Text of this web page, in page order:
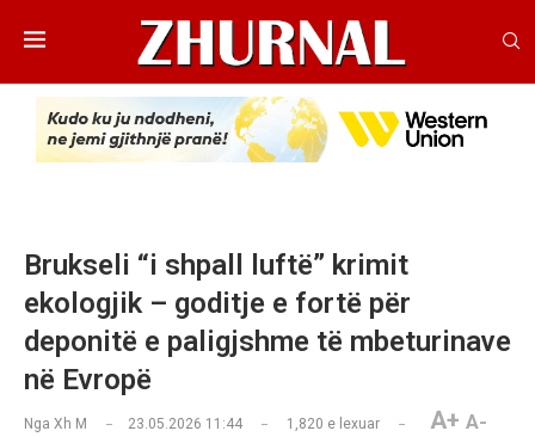
Brukseli “i shpall luftë” krimit
ekologjik – goditje e fortë për
deponitë e paligjshme të mbeturinave
në Evropë
Nga Xh M 23.05.2026 11:44 1,820 e lexuar A+ A-